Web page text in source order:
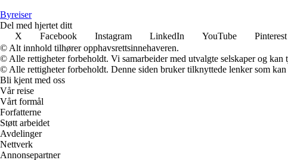
Byreiser
Del med hjertet ditt
X
Facebook Instagram LinkedIn YouTube Pinterest
© Alt innhold tilhører opphavsrettsinnehaveren.
© Alle rettigheter forbeholdt. Vi samarbeider med utvalgte selskaper og kan
© Alle rettigheter forbeholdt. Denne siden bruker tilknyttede lenker som
Bli kjent med oss
Vår reise
Vårt formål
Forfatterne
Støtt arbeidet
Avdelinger
Nettverk
Annonsepartner